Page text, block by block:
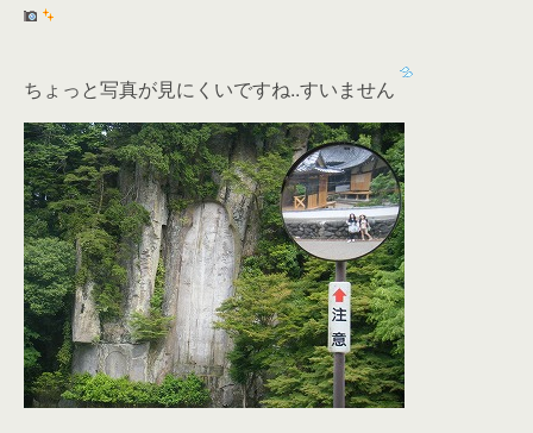
ちょっと写真が見にくいですね..すいません